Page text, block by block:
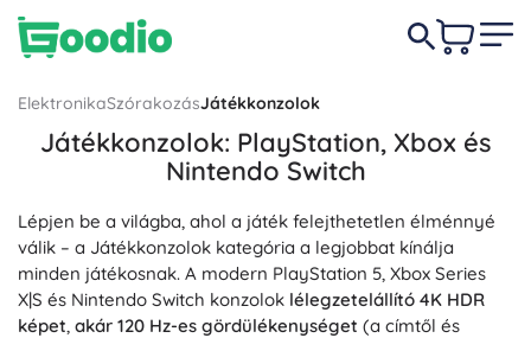
ElektronikaSzórakozásJátékkonzolok
Játékkonzolok: PlayStation, Xbox és
Nintendo Switch
Lépjen be a világba, ahol a játék felejthetetlen élménnyé
válik – a Játékkonzolok kategória a legjobbat kínálja
minden játékosnak. A modern PlayStation 5, Xbox Series
X|S és Nintendo Switch konzolok lélegzetelállító 4K HDR
képet, akár 120 Hz-es gördülékenységet (a címtől és